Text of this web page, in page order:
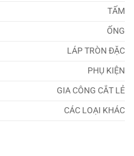
TẤM
ỐNG
LÁP TRÒN ĐẶC
PHỤ KIỆN
GIA CÔNG CẮT LẺ
CÁC LOẠI KHÁC